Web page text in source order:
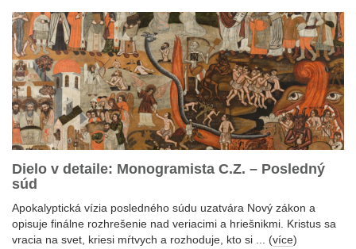
Dielo v detaile: Monogramista C.Z. – Posledný
súd
Apokalyptická vízia posledného súdu uzatvára Nový zákon a
opisuje finálne rozhrešenie nad veriacimi a hriešnikmi. Kristus sa
vracia na svet, kriesi mŕtvych a rozhoduje, kto si ... (více)